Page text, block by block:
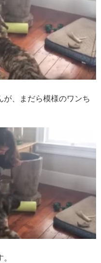
が、まだら模様のワンち